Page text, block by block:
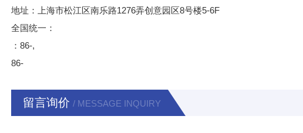
地址：上海市松江区南乐路1276弄创意园区8号楼5-6F
全国统一：
：86-,
86-
留言询价 / MESSAGE INQUIRY